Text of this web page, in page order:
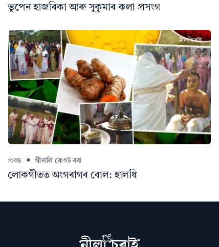
ভূপেন হাজৰিকা আৰু সুকুমাৰ কলা প্ৰসংগ
প্ৰবন্ধ গীতালি কেওট বৰা
লোকগীতত অংগৰাগৰ বোল: হালধি